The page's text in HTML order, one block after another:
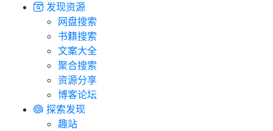
发现资源
网盘搜索
书籍搜索
文案大全
聚合搜索
资源分享
博客论坛
探索发现
趣站